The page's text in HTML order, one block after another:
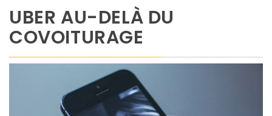
UBER AU-DELÀ DU
COVOITURAGE